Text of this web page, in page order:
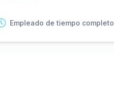
Empleado de tiempo completo